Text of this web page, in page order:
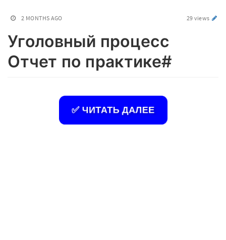
2 MONTHS AGO 29 views
Уголовный процесс
Отчет по практике#
✅ ЧИТАТЬ ДАЛЕЕ